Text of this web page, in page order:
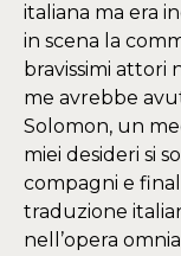
italiana ma era
in scena la
bravissimi attori
me avrebbe
Solomon, un
miei desideri si
compagni e
traduzione
nell’opera